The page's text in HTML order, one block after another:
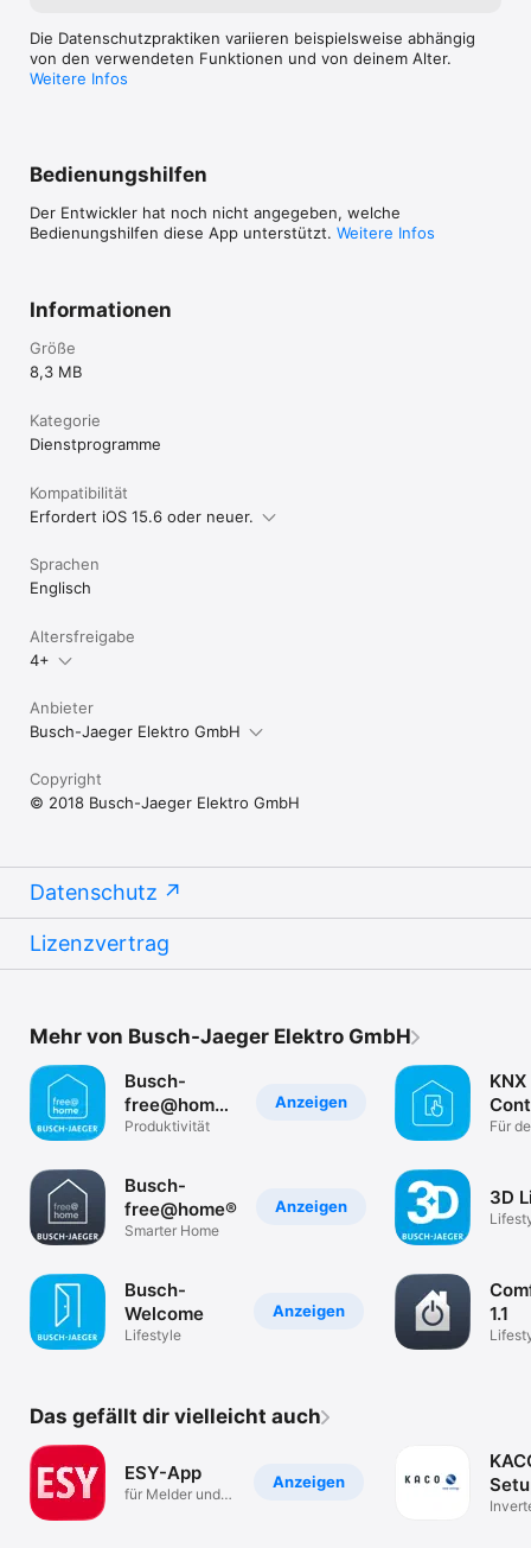
Die Datenschutzpraktiken variieren beispielsweise abhängig
von den verwendeten Funktionen und von deinem Alter.
Weitere Infos
Bedienungshilfen
Der Entwickler hat noch nicht angegeben, welche
Bedienungshilfen diese App unterstützt. Weitere Infos
Informationen
Größe
8,3 MB
Kategorie
Dienst­programme
Kompatibilität
Erfordert iOS 15.6 oder neuer.
Sprachen
Englisch
Altersfreigabe
4+
Anbieter
Busch-Jaeger Elektro GmbH
Copyright
© 2018 Busch-Jaeger Elektro GmbH
Datenschutz
Lizenzvertrag
Mehr von Busch-Jaeger Elektro GmbH
Anzeigen
Busch-
free@home®
Next
Produktivität
Anzeigen
Busch-
free@home®
Smarter Home
Anzeigen
Busch-
Welcome
Lifestyle
Für
3D
1.1
Das gefällt dir vielleicht auch
Anzeigen
ESY-App
für Melder und